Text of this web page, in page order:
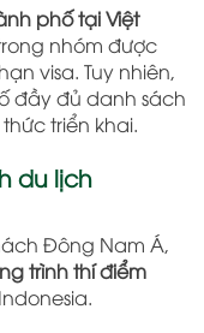
phố tại Việt
nhóm được
visa. Tuy nhiên,
đầy đủ danh sách
triển khai.
du lịch
Đông Nam Á,
trình thí điểm
Indonesia.